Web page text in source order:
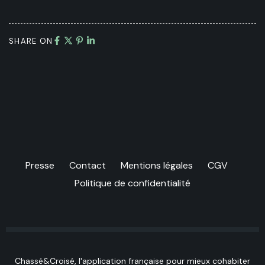
SHARE ON
Presse Contact Mentions légales
CGV
Politique de confidentialité
Chassé&Croisé, l'application française pour mieux cohabiter